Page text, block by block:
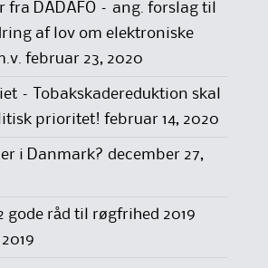
fra DADAFO – ang. forslag til
af lov om elektroniske
februar 23, 2020
– Tobakskadereduktion skal
prioritet! februar 14, 2020
i Danmark? december 27,
gode råd til røgfrihed 2019